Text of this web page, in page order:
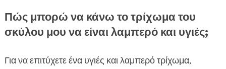
Πώς μπορώ να κάνω το τρίχωμα του
σκύλου μου να είναι λαμπερό και υγιές;
Για να επιτύχετε ένα υγιές και λαμπερό τρίχωμα,